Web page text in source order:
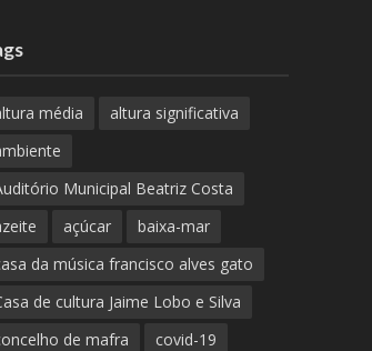
média
altura significativa
Municipal Beatriz Costa
açúcar
baixa-mar
da música francisco alves gato
de cultura Jaime Lobo e Silva
de mafra
covid-19